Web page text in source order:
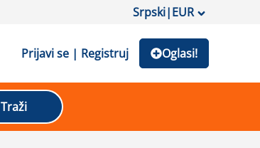
Srpski|EUR
Prijavi se | Registruj Oglasi!
Traži